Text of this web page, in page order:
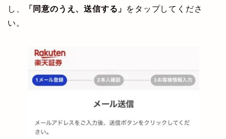
し、
「同意のうえ、送信する」
をタップしてくださ
い。